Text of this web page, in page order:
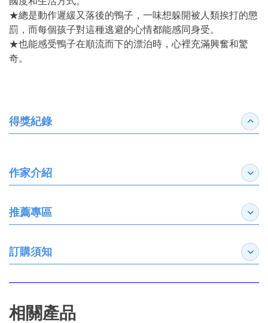
★總是動作遲緩又落後的鴨子，一味想躲開被人類挨打的懲
罰，而每個孩子對這種逃避的心情都能感同身受。
★也能感受鴨子在順流而下的漂泊時，心裡充滿興奮和驚
奇。
得獎紀錄 收合
作家介紹 展開
推薦專區 展開
訂購須知 展開
相關產品